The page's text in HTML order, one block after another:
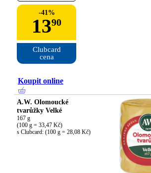
-41%
1390
Clubcard
cena
Koupit online
A.W. Olomoucké
tvarůžky Velké
167 g
(100 g = 33,47 Kč)
s Clubcard: (100 g = 28,08 Kč)